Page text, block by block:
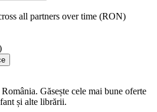
all partners over time (RON)
Găsește cele mai bune oferte
și alte librării.